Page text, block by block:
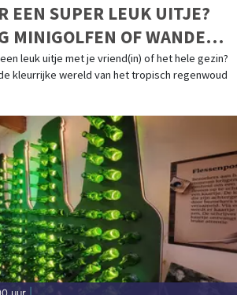
EEN SUPER LEUK UITJE?
MINIGOLFEN OF WANDEL
VLINDERS !
een leuk uitje met je vriend(in) of het hele gezin?
kleurrijke wereld van het tropisch regenwoud